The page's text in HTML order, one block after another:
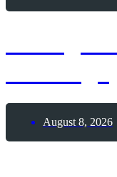
August 8, 2026